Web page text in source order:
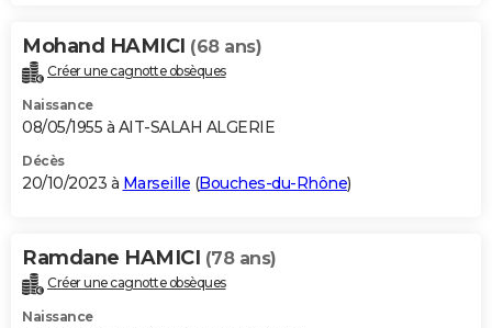
Mohand HAMICI (68 ans)
Créer une cagnotte obsèques
Naissance
08/05/1955 à AIT-SALAH ALGERIE
Décès
20/10/2023 à Marseille (Bouches-du-Rhône)
Ramdane HAMICI (78 ans)
Créer une cagnotte obsèques
Naissance